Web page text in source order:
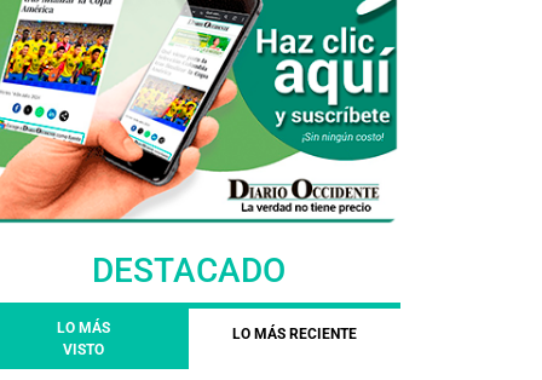
DESTACADO
LO MÁS
VISTO
LO MÁS RECIENTE